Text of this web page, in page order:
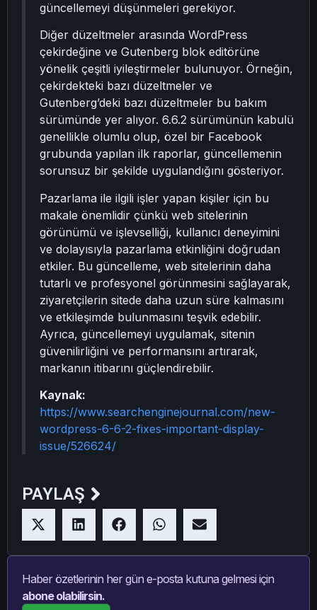
güncellemeyi düşünmeleri gerekiyor.
Diğer düzeltmeler arasında WordPress
çekirdeğine ve Gutenberg blok editörüne
yönelik çeşitli iyileştirmeler bulunuyor. Örneğin,
çekirdekteki bazı düzeltmeler ve
Gutenberg’deki bazı düzeltmeler bu bakım
sürümünde yer alıyor. 6.6.2 sürümünün kabulü
genellikle olumlu olup, özel bir Facebook
grubunda yapılan ilk raporlar, güncellemenin
sorunsuz bir şekilde uygulandığını gösteriyor.
Pazarlama ile ilgili işler yapan kişiler için bu
makale önemlidir çünkü web sitelerinin
görünümü ve işlevselliği, kullanıcı deneyimini
ve dolayısıyla pazarlama etkinliğini doğrudan
etkiler. Bu güncelleme, web sitelerinin daha
tutarlı ve profesyonel görünmesini sağlayarak,
ziyaretçilerin sitede daha uzun süre kalmasını
ve etkileşimde bulunmasını teşvik edebilir.
Ayrıca, güncellemeyi uygulamak, sitenin
güvenilirliğini ve performansını artırarak,
markanın itibarını güçlendirebilir.
Kaynak:
https://www.searchenginejournal.com/new-
wordpress-6-6-2-fixes-important-display-
issue/526624/
PAYLAŞ
Haber özetlerinin her gün e-posta kutuna gelmesi için
abone olabilirsin.